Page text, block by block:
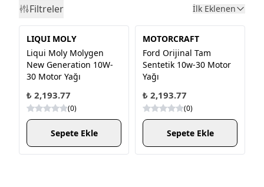
Filtreler İlk Eklenen
LIQUI MOLY
Liqui Moly Molygen
New Gener­a­tion 10W-
30 Motor Yağı
₺ 2,193.77
(0)
Sepete Ekle
MOTORCRAFT
Ford Orijinal Tam
Sentetik 10w-30 Motor
Yağı
₺ 2,193.77
(0)
Sepete Ekle